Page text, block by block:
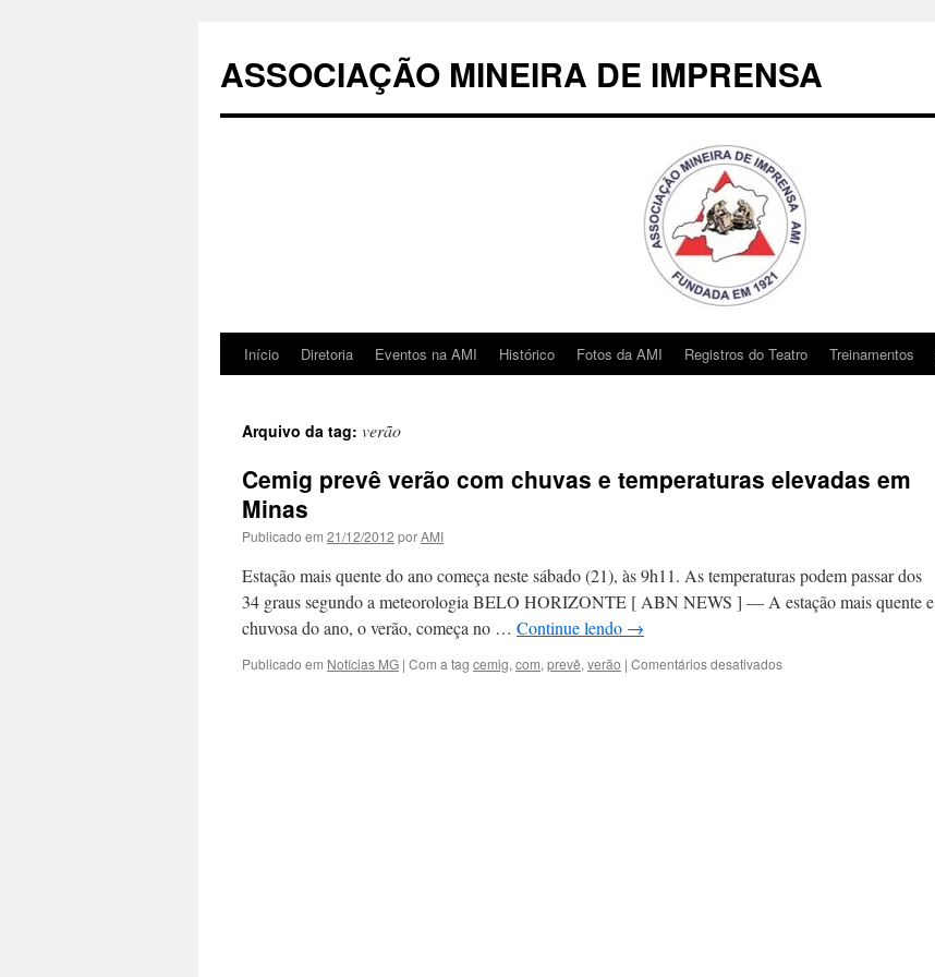
conteúdo
ASSOCIAÇÃO MINEIRA DE IMPRENSA
Início Diretoria Eventos na AMI Histórico Fotos da AMI Registros do Teatro Treinamentos
Arquivo da tag: verão
Cemig prevê verão com chuvas e temperaturas elevadas em
Minas
Publicado em 21/12/2012 porAMI
Estação mais quente do ano começa neste sábado (21), às 9h11. As temperaturas podem passar dos
34 graus segundo a meteorologia BELO HORIZONTE [ ABN NEWS ] — A estação mais quente e
chuvosa do ano, o verão, começa no … Continue lendo →
Publicado em Notícias MG | Com a tag cemig, com, prevê, verão | Comentários desativadosem